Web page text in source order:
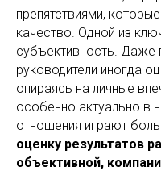
препятствиями,
качество. Одной из
субъективность. Даже
руководители иногда
опираясь на личные
особенно актуально в
отношения играют
оценку результатов
объективной,